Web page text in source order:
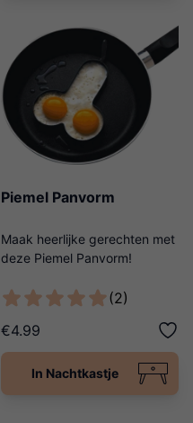
Piemel Panvorm
Maak heerlijke gerechten met
deze Piemel Panvorm!
(2)
€4.99
In Nachtkastje